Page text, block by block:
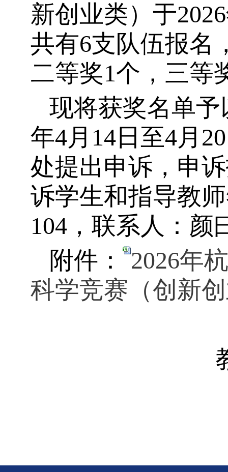
新创业类）于2026
共有6支队伍报名
二等奖1个，三等
现将获奖名单
年4月 14 日至4月 20
处提出申诉，申
诉学生和指导教
104 ，联系人：
附件：
2026年
科学竞赛（创新